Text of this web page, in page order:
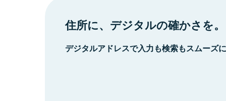
住所に、デジタルの確かさを。
デジタルアドレスで入力も検索もスムーズ